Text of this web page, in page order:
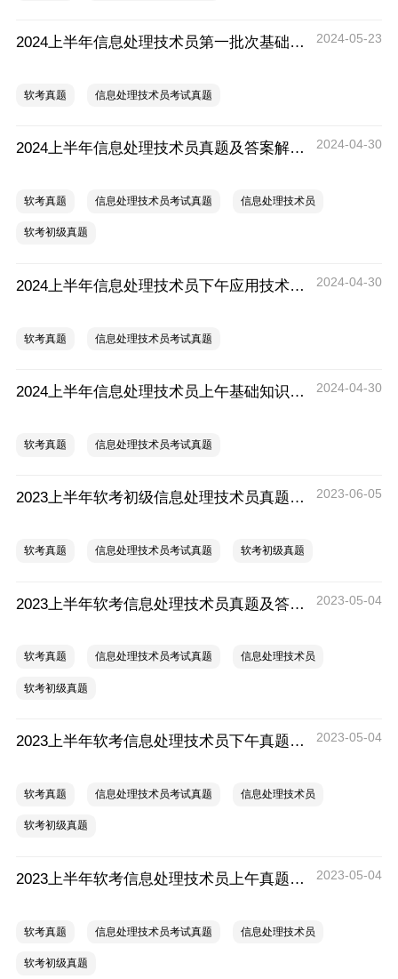
2024上半年信息处理技术员第一批次基础知识考试真题 2024-05-23
软考真题 信息处理技术员考试真题
2024上半年信息处理技术员真题及答案解析汇总 2024-04-30
软考真题 信息处理技术员考试真题 信息处理技术员
软考初级真题
2024上半年信息处理技术员下午应用技术真题答案汇总 2024-04-30
软考真题 信息处理技术员考试真题
2024上半年信息处理技术员上午基础知识真题答案汇总 2024-04-30
软考真题 信息处理技术员考试真题
2023上半年软考初级信息处理技术员真题及答案解析 2023-06-05
软考真题 信息处理技术员考试真题 软考初级真题
2023上半年软考信息处理技术员真题及答案汇总 2023-05-04
软考真题 信息处理技术员考试真题 信息处理技术员
软考初级真题
2023上半年软考信息处理技术员下午真题答案及解析 2023-05-04
软考真题 信息处理技术员考试真题 信息处理技术员
软考初级真题
2023上半年软考信息处理技术员上午真题答案及解析 2023-05-04
软考真题 信息处理技术员考试真题 信息处理技术员
软考初级真题